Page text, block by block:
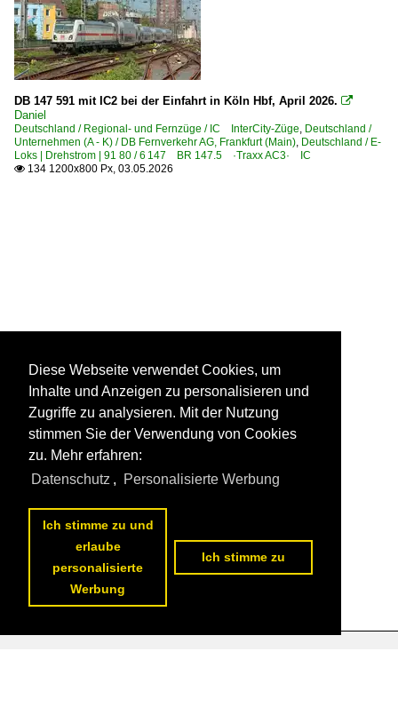
DB 147 591 mit IC2 bei der Einfahrt in Köln Hbf, April 2026. 
Daniel
Deutschland / Regional- und Fernzüge / IC InterCity-Züge, Deutschland /
Unternehmen (A - K) / DB Fernverkehr AG, Frankfurt (Main), Deutschland / E-
Loks | Drehstrom | 91 80 / 6 147 BR 147.5 ·Traxx AC3· IC
 134 1200x800 Px, 03.05.2026
Diese Webseite verwendet Cookies, um
Inhalte und Anzeigen zu personalisieren und
Zugriffe zu analysieren. Mit der Nutzung
stimmen Sie der Verwendung von Cookies
zu. Mehr erfahren:
Datenschutz , Personalisierte Werbung
Ich stimme zu und
erlaube
personalisierte
Werbung
Ich stimme zu